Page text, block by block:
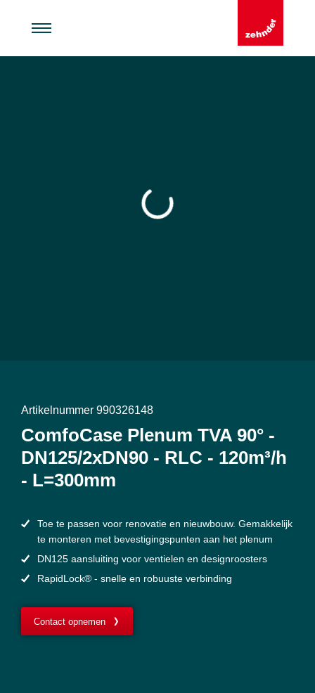
Artikelnummer 990326148
ComfoCase Plenum TVA 90° -
DN125/2xDN90 - RLC - 120m³/h
- L=300mm
Toe te passen voor renovatie en nieuwbouw. Gemakkelijk
te monteren met bevestigingspunten aan het plenum
DN125 aansluiting voor ventielen en designroosters
RapidLock® - snelle en robuuste verbinding
Contact opnemen